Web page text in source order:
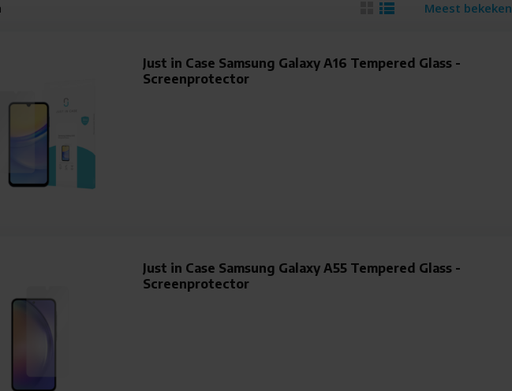
Meest bekeken
Just in Case Samsung Galaxy A16 Tempered Glass -
Screenprotector
Just in Case Samsung Galaxy A55 Tempered Glass -
Screenprotector